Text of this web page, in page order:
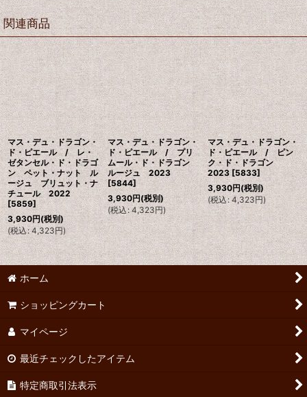
関連商品
マス・デュ・ドラゴン・
ド・ピエール / レ・
ゼタンセル・ド・ドラゴ
ン ペット・ナット ル
ージュ ブリュット・ナ
チュール 2022
[5859]
3,930円(税別)
(税込: 4,323円)
マス・デュ・ドラゴン・
ド・ピエール / プリ
ムール・ド・ドラゴン
ルージュ 2023
[5844]
3,930円(税別)
(税込 : 4,323円)
マス・デュ・ドラゴン・
ド・ピエール / ピン
ク・ド・ドラゴン
2023 [5833]
3,930円(税別)
(税込: 4,323円)
ホーム
ショッピングカート
マイページ
最近チェックしたアイテム
特定商取引法表示